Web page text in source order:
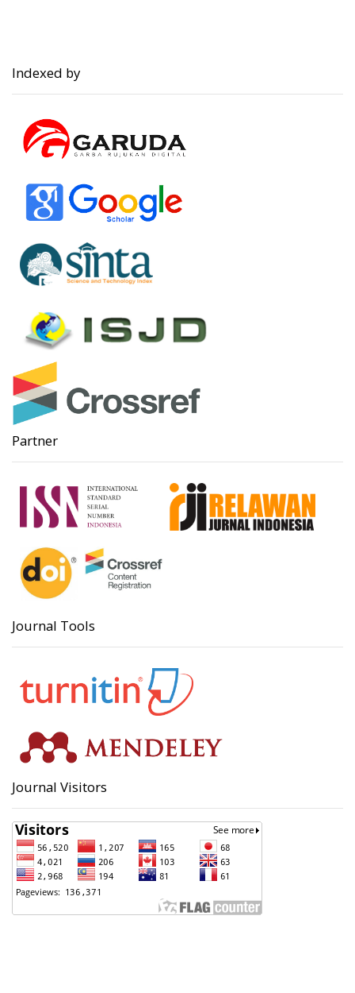
Indexed by
Partner
Journal Tools
Journal Visitors